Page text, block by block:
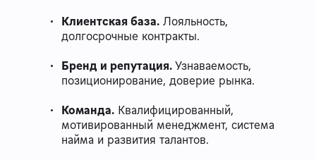
Клиентская база. Лояльность,
долгосрочные контракты.
Бренд и репутация.Узнаваемость,
позиционирование, доверие рынка.
Команда. Квалифицированный,
мотивированный менеджмент, система
найма и развития талантов.